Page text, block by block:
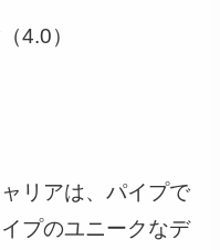
（4.0）
リアは、パイプで
プのユニークなデ